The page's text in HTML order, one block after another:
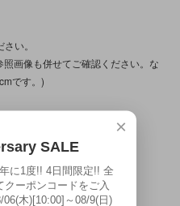
い。
画像も併せてご確認ください。な
です。)
変わる為、
る商品です。
×
SALE
に1度!! 4日間限定!! 全
ーポンコードをご入
木)[10:00]～08/9(日)